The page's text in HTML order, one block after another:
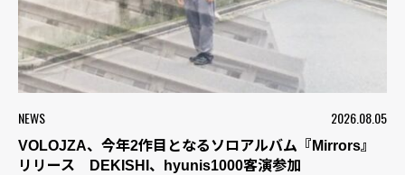
NEWS 2026.08.05
VOLOJZA、今年2作目となるソロアルバム『Mirrors』
リリース DEKISHI、hyunis1000客演参加